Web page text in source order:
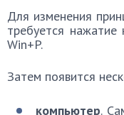
Для изменения
требуется
Win+P.
Затем появится
компьютер.